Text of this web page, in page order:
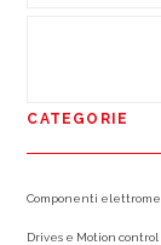
CATEGORIE
Componenti
Drives e Motion control